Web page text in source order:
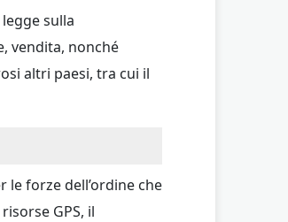
sulla
vendita, nonché
altri paesi, tra cui il
forze dell’ordine che
GPS, il